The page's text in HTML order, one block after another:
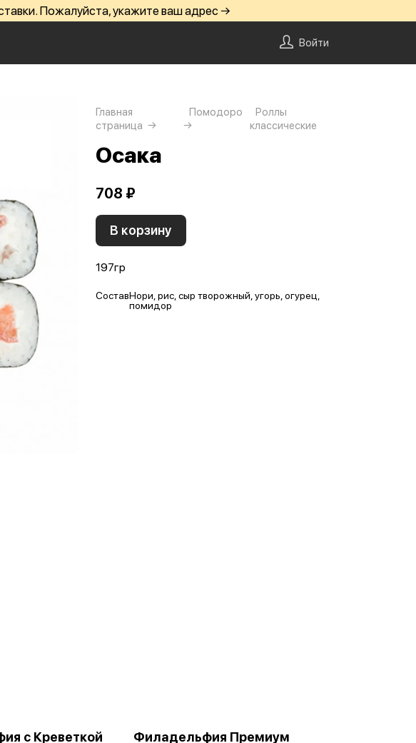
Пожалуйста, укажите ваш адрес →
Войти
Главная
страница
Помодоро
Роллы
классические
Осака
708 ₽
В корзину
197гр
СоставНори, рис, сыр творожный, угорь, огурец,
помидор
с Креветкой Филадельфия Премиум